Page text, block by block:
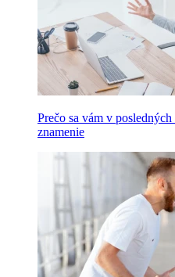
Prečo sa vám v
znamenie